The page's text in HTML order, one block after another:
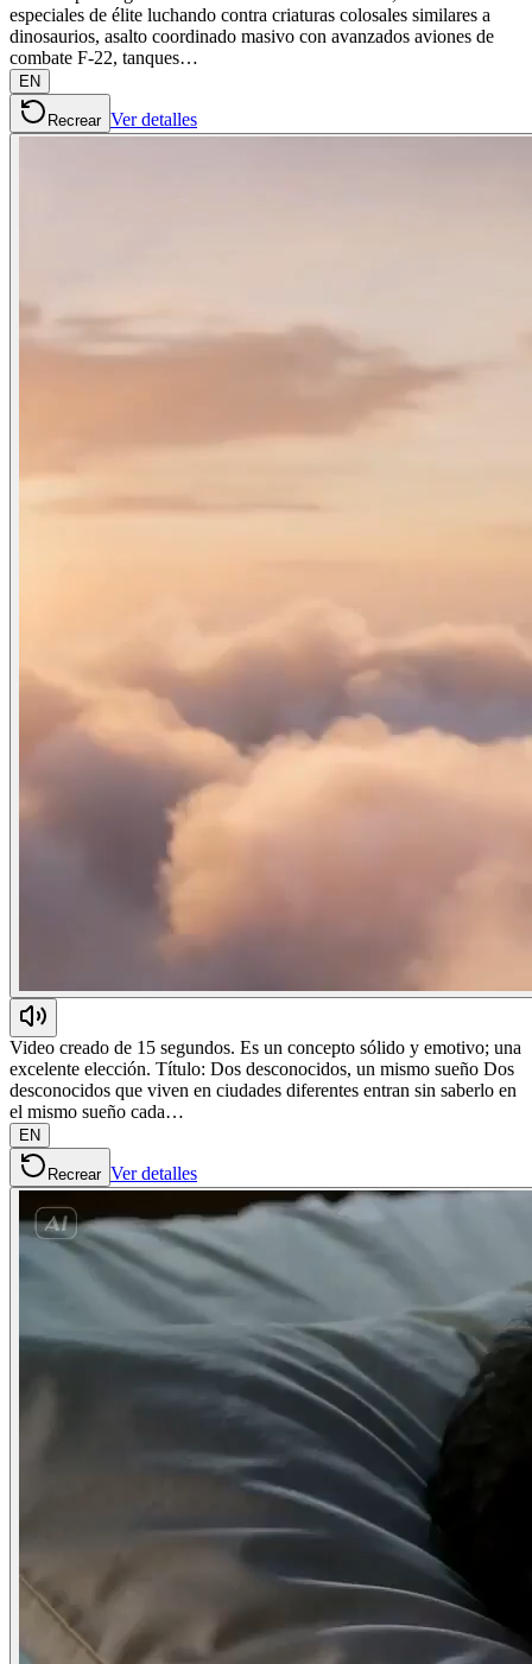
especiales de élite luchando contra criaturas colosales similares a
dinosaurios, asalto coordinado masivo con avanzados aviones de
combate F-22, tanques…
EN
Recrear Ver detalles
Video creado de 15 segundos. Es un concepto sólido y emotivo; una
excelente elección. Título: Dos desconocidos, un mismo sueño Dos
desconocidos que viven en ciudades diferentes entran sin saberlo en
el mismo sueño cada…
EN
Recrear Ver detalles